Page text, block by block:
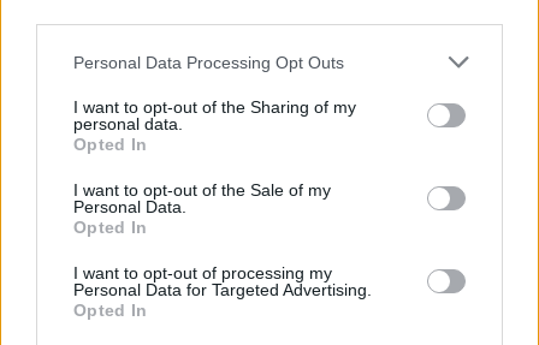
Personal Data Processing Opt Outs
I want to opt-out of the Sharing of my
personal data.
Opted In
I want to opt-out of the Sale of my
Personal Data.
Opted In
I want to opt-out of processing my
Personal Data for Targeted Advertising.
Opted In
P5X: Guida all'uso di Sumer Closer (Tropical Motoha
23/09/2025